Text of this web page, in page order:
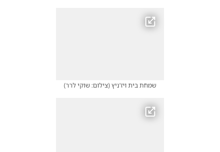
שמחת בית ויז'ניץ(צילום: שוקי לרר)